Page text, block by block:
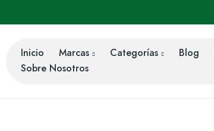
Inicio Marcas Categorías Blog
Sobre Nosotros